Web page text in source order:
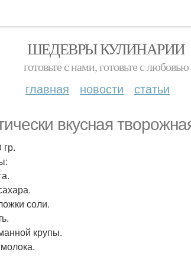
ШЕДЕВРЫ КУЛИНАРИИ
готовьте с нами, готовьте с любовью
главная новости статьи
вкусная
гр.
соли.
крупы.